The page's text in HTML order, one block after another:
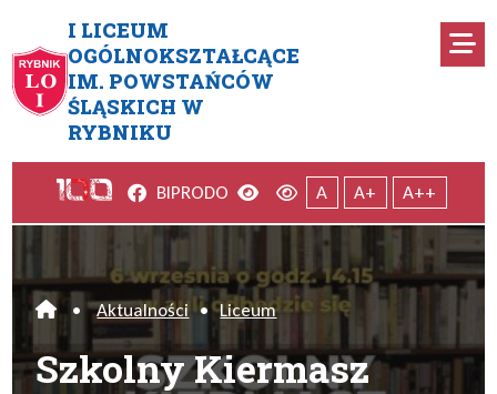
I LICEUM
OGÓLNOKSZTAŁCĄCE
IM. POWSTAŃCÓW
ŚLĄSKICH W
RYBNIKU
Szkolny Kiermasz
Facebook
BIPRODO Wersja kontrastowa
Wersja domyślna
A A+ A++
Home
• Aktualności • Liceum
Szkolny Kiermasz